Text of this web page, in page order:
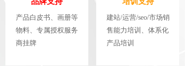
产品白皮书、画册等
物料、专属授权服务
商挂牌
建站/运营/seo/市场销
售能力培训、体系化
产品培训